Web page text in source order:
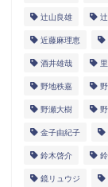
辻山良雄
近藤麻理恵
酒井雄哉
野地秩嘉
野瀬大樹
金子由紀子
鈴木啓介
鏡リュウジ